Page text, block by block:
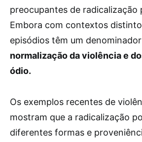
preocupantes de radicalização
Embora com contextos
episódios têm um
normalização da violência e
ódio.
Os exemplos recentes de
mostram que a radicalização
diferentes formas e